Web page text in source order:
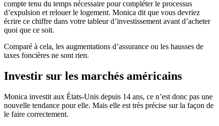
compte tenu du temps nécessaire pour compléter le processus
d’expulsion et relouer le logement. Monica dit que vous devriez
écrire ce chiffre dans votre tableur d’investissement avant d’acheter
quoi que ce soit.
Comparé à cela, les augmentations d’assurance ou les hausses de
taxes foncières ne sont rien.
Investir sur les marchés américains
Monica investit aux États-Unis depuis 14 ans, ce n’est donc pas une
nouvelle tendance pour elle. Mais elle est très précise sur la façon de
le faire correctement.